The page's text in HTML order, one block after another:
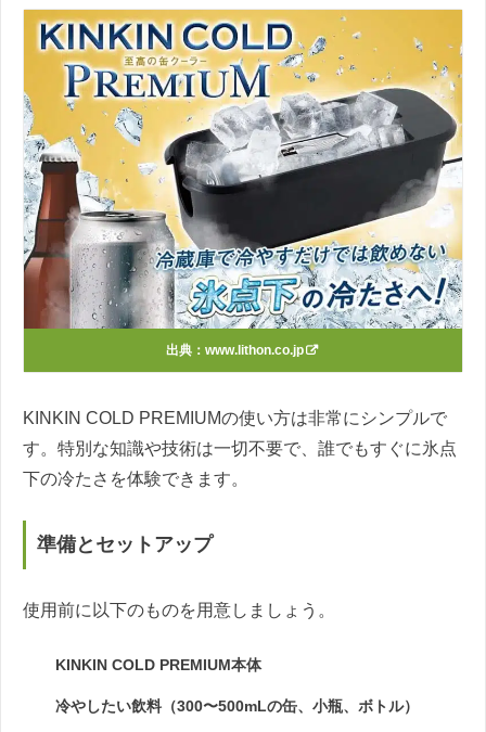
出典： www.lithon.co.jp
KINKIN COLD PREMIUMの使い方は非常にシンプルで
す。特別な知識や技術は一切不要で、誰でもすぐに氷点
下の冷たさを体験できます。
準備とセットアップ
使用前に以下のものを用意しましょう。
KINKIN COLD PREMIUM本体
冷やしたい飲料（300〜500mLの缶、小瓶、ボトル）